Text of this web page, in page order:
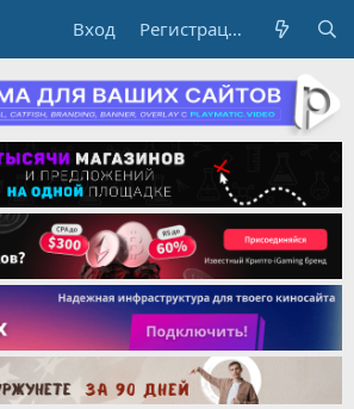
Вход Регистрация